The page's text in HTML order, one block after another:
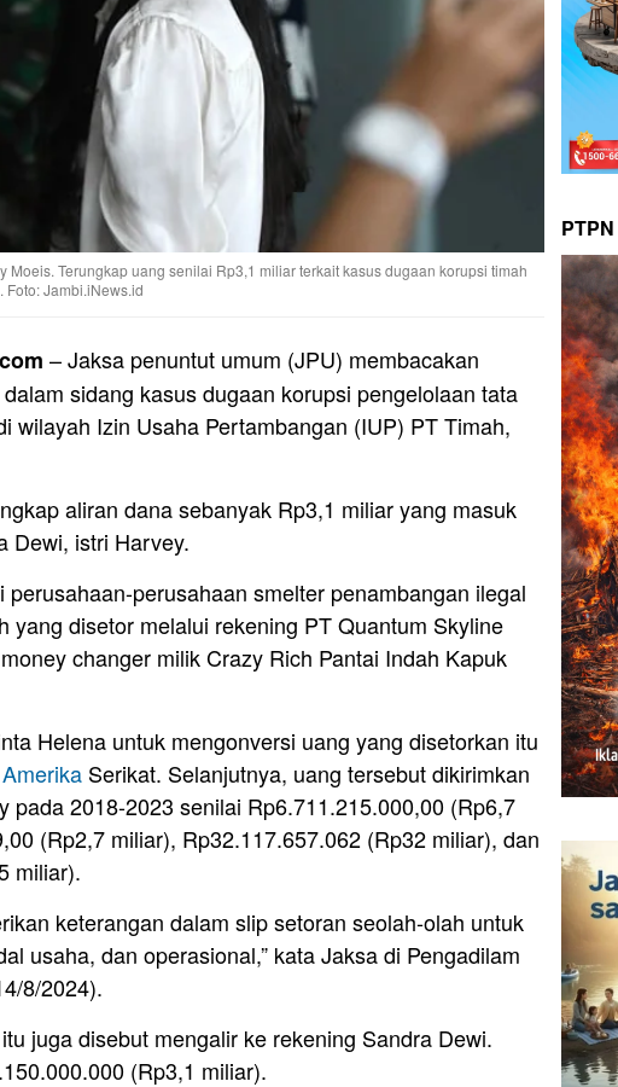
Moeis. Terungkap uang senilai Rp3,1 miliar terkait kasus dugaan korupsi timah
Jambi.iNews.id
– Jaksa penuntut umum (JPU) membacakan
sidang kasus dugaan korupsi pengelolaan tata
wilayah Izin Usaha Pertambangan (IUP) PT Timah,
aliran dana sebanyak Rp3,1 miliar yang masuk
Dewi, istri Harvey.
perusahaan-perusahaan smelter penambangan ilegal
yang disetor melalui rekening PT Quantum Skyline
money changer milik Crazy Rich Pantai Indah Kapuk
Helena untuk mengonversi uang yang disetorkan itu
Amerika Serikat. Selanjutnya, uang tersebut dikirimkan
pada 2018-2023 senilai Rp6.711.215.000,00 (Rp6,7
(Rp2,7 miliar), Rp32.117.657.062 (Rp32 miliar), dan
miliar).
keterangan dalam slip setoran seolah-olah untuk
usaha, dan operasional,” kata Jaksa di Pengadilam
8/2024).
juga disebut mengalir ke rekening Sandra Dewi.
(Rp3,1 miliar).